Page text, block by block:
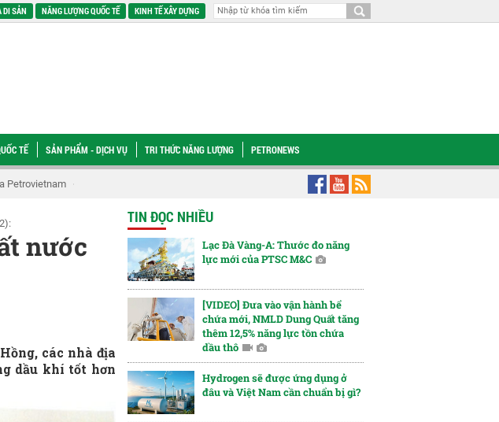
DI SẢN NĂNG LƯỢNG QUỐC TẾ KINH TẾ XÂY DỰNG
TẾ SẢN PHẨM - DỊCH VỤ TRI THỨC NĂNG LƯỢNG PETRONEWS
Hội thao PVMR: Lan tỏa tinh thần gắn kết, vun đắp văn hóa doanh nghiệp
nước
các nhà địa
dầu khí tốt hơn
TIN ĐỌC NHIỀU
Lạc Đà Vàng-A: Thước đo năng
lực mới của PTSC M&C
[VIDEO] Đưa vào vận hành bể
chứa mới, NMLD Dung Quất tăng
thêm 12,5% năng lực tồn chứa
dầu thô
Hydrogen sẽ được ứng dụng ở
đâu và Việt Nam cần chuẩn bị gì?